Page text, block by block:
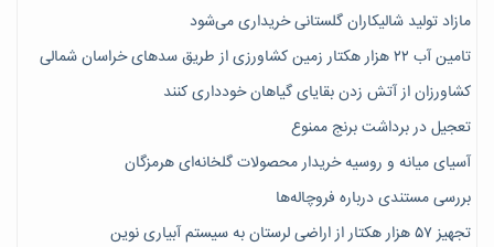
مازاد تولید شالیکاران گلستانی خریداری می‌شود
تامین آب ۲۲ هزار هکتار زمین کشاورزی از طریق سدهای خراسان شمالی
کشاورزان از آتش زدن بقایای گیاهان خودداری کنند
تعجیل در برداشت برنج ممنوع
آسیای میانه و روسیه خریدار محصولات گلخانه‌ای هرمزگان
بررسی مستندی درباره فروچاله‌ها
تجهیز ۵۷ هزار هکتار از اراضی لرستان به سیستم آبیاری نوین